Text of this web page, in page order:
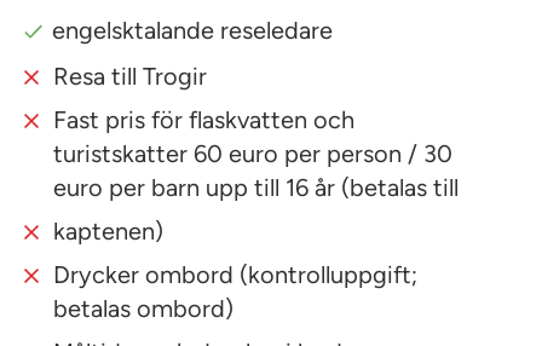
engelsktalande reseledare
Resa till Trogir
Fast pris för flaskvatten och
turistskatter 60 euro per person / 30
euro per barn upp till 16 år (betalas till
kaptenen)
Drycker ombord (kontrolluppgift;
betalas ombord)